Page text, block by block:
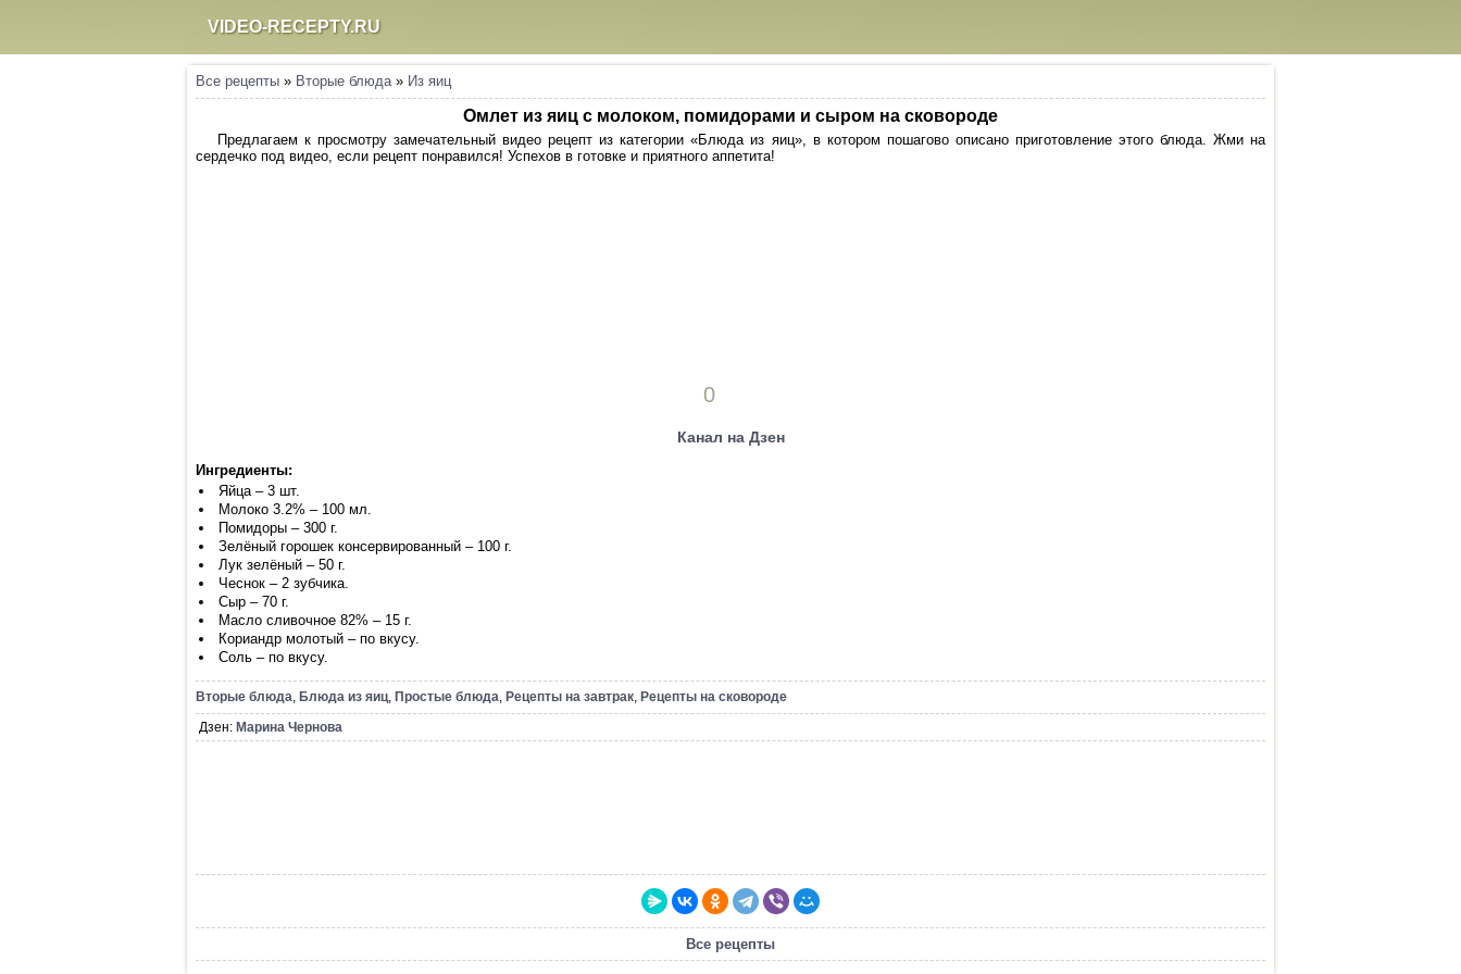
VIDEO-RECEPTY.RU
Все рецепты » Вторые блюда» Из яиц
Омлет из яиц с молоком, помидорами и сыром на сковороде
Предлагаем к просмотру замечательный видео рецепт из категории «Блюда из яиц», в котором пошагово описано приготовление этого блюда. Жми на
сердечко под видео, если рецепт понравился! Успехов в готовке и приятного аппетита!
0
Канал на Дзен
Ингредиенты:
Яйца – 3 шт.
Молоко 3.2% – 100 мл.
Помидоры – 300 г.
Зелёный горошек консервированный – 100 г.
Лук зелёный – 50 г.
Чеснок – 2 зубчика.
Сыр – 70 г.
Масло сливочное 82% – 15 г.
Кориандр молотый – по вкусу.
Соль – по вкусу.
Вторые блюда, Блюда из яиц, Простые блюда, Рецепты на завтрак, Рецепты на сковороде
Дзен: Марина Чернова
Все рецепты